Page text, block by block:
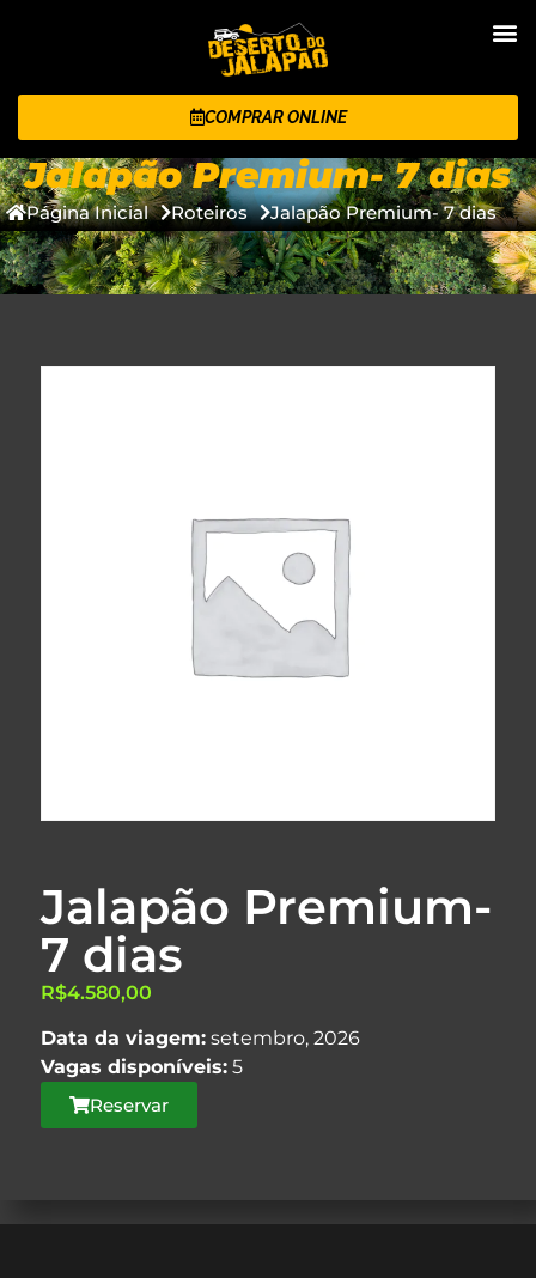
COMPRAR ONLINE
Jalapão Premium- 7 dias
Página Inicial Roteiros Jalapão Premium- 7 dias
Jalapão Premium-
7 dias
R$4.580,00
Data da viagem: setembro, 2026
Vagas disponíveis: 5
Reservar